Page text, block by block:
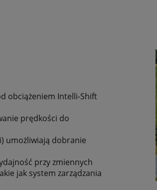
obciążeniem Intelli-Shift
prędkości do
umożliwiają dobranie
przy zmiennych
jak system zarządzania